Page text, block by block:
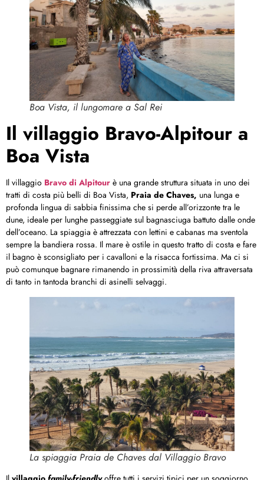
Boa Vista, il lungomare a Sal Rei
Il villaggio Bravo-Alpitour a
Boa Vista
Il villaggio Bravo di Alpitour è una grande struttura situata in uno dei
tratti di costa più belli di Boa Vista, Praia de Chaves, una lunga e
profonda lingua di sabbia finissima che si perde all’orizzonte tra le
dune, ideale per lunghe passeggiate sul bagnasciuga battuto dalle onde
dell’oceano. La spiaggia è attrezzata con lettini e cabanas ma sventola
sempre la bandiera rossa. Il mare è ostile in questo tratto di costa e fare
il bagno è sconsigliato per i cavalloni e la risacca fortissima. Ma ci si
può comunque bagnare rimanendo in prossimità della riva attraversata
di tanto in tantoda branchi di asinelli selvaggi.
La spiaggia Praia de Chaves dal Villaggio Bravo